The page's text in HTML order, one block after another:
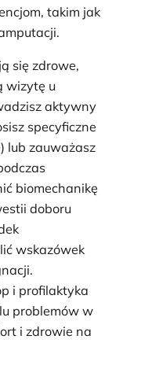
takim jak
się zdrowe,
wizytę u
aktywny
specyficzne
lub zauważasz
biomechanikę
doboru
wskazówek
i profilaktyka
problemów w
i zdrowie na